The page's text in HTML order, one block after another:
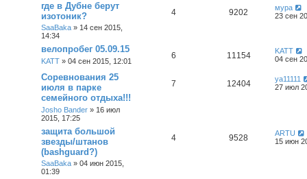
где в Дубне берут
изотоник?
SaaBaka » 14 сен 2015,
14:34
4 9202
мура
23 сен
велопробег 05.09.15
KATT » 04 сен 2015, 12:01
6 11154
KATT
04 сен
Соревнования 25
июля в парке
семейного отдыха!!!
Josho Bander » 16 июл
2015, 17:25
7 12404
ya11111
27 июл
защита большой
звезды/штанов
(bashguard?)
SaaBaka » 04 июн 2015,
01:39
4 9528
ARTU
15 июн